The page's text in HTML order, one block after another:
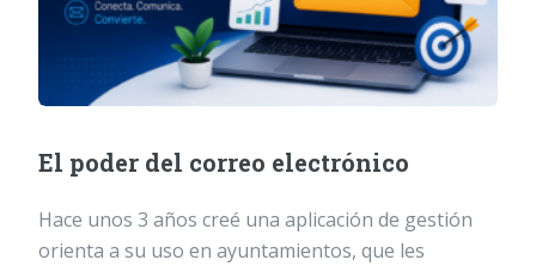
El poder del correo electrónico
Hace unos 3 años creé una aplicación de gestión
orienta a su uso en ayuntamientos, que les